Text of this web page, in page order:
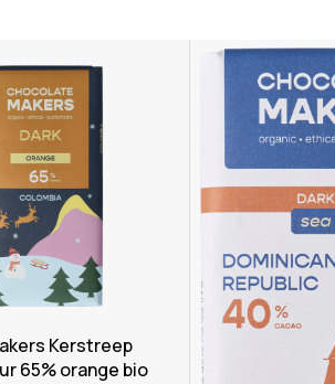
Kerstreep
65% orange bio